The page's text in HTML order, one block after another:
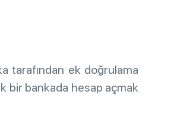
tarafından ek doğrulama
bir bankada hesap açmak